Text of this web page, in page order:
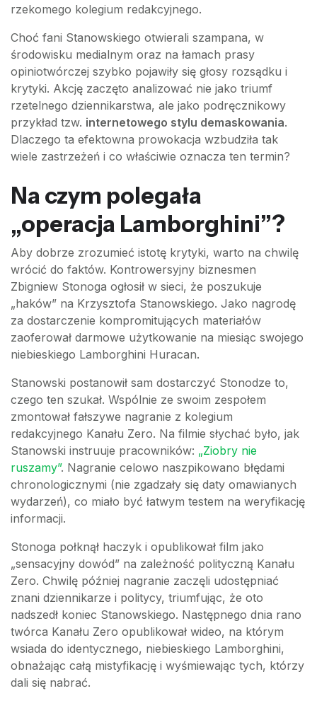
rzekomego kolegium redakcyjnego.
Choć fani Stanowskiego otwierali szampana, w
środowisku medialnym oraz na łamach prasy
opiniotwórczej szybko pojawiły się głosy rozsądku i
krytyki. Akcję zaczęto analizować nie jako triumf
rzetelnego dziennikarstwa, ale jako podręcznikowy
przykład tzw. internetowego stylu demaskowania.
Dlaczego ta efektowna prowokacja wzbudziła tak
wiele zastrzeżeń i co właściwie oznacza ten termin?
Na czym polegała
„operacja Lamborghini”?
Aby dobrze zrozumieć istotę krytyki, warto na chwilę
wrócić do faktów. Kontrowersyjny biznesmen
Zbigniew Stonoga ogłosił w sieci, że poszukuje
„haków” na Krzysztofa Stanowskiego. Jako nagrodę
za dostarczenie kompromitujących materiałów
zaoferował darmowe użytkowanie na miesiąc swojego
niebieskiego Lamborghini Huracan.
Stanowski postanowił sam dostarczyć Stonodze to,
czego ten szukał. Wspólnie ze swoim zespołem
zmontował fałszywe nagranie z kolegium
redakcyjnego Kanału Zero. Na filmie słychać było, jak
Stanowski instruuje pracowników: „Ziobry nie
ruszamy”. Nagranie celowo naszpikowano błędami
chronologicznymi (nie zgadzały się daty omawianych
wydarzeń), co miało być łatwym testem na weryfikację
informacji.
Stonoga połknął haczyk i opublikował film jako
„sensacyjny dowód” na zależność polityczną Kanału
Zero. Chwilę później nagranie zaczęli udostępniać
znani dziennikarze i politycy, triumfując, że oto
nadszedł koniec Stanowskiego. Następnego dnia rano
twórca Kanału Zero opublikował wideo, na którym
wsiada do identycznego, niebieskiego Lamborghini,
obnażając całą mistyfikację i wyśmiewając tych, którzy
dali się nabrać.